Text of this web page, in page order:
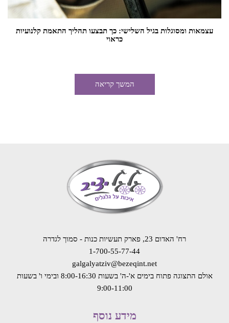
עצמאות ומסוגלות בגיל השלישי: כך תבצעו תהליך התאמת קלנועיות
כראוי
המשך קריאה
רח' האדום 23, פארק תעשיות כנות - סמוך לגדרה
1-700-55-77-44
galgalyatziv@bezeqint.net
אולם התצוגה פתוח בימים א'-ה' בשעות 8:00-16:30
ובימי ו' בשעות
9:00-11:00
מידע נוסף